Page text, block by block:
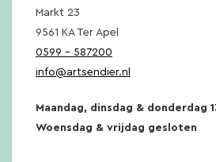
Markt 23
9561 KA Ter Apel
0599 – 587200
info@artsendier.nl
Maandag, dinsdag & donderdag
Woensdag & vrijdag gesloten